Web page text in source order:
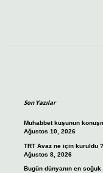
Son Yazılar
Muhabbet kuşunun
Ağustos 10, 2026
TRT Avaz ne için kuruldu ?
Ağustos 8, 2026
Bugün dünyanın en